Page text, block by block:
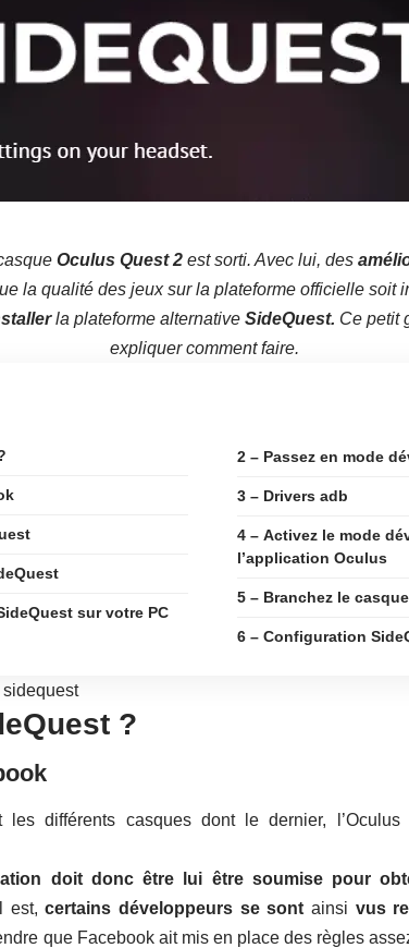
Oculus Quest 2est sorti. Avec lui, des
la qualité des jeux sur la plateforme officielle soit
la plateforme alternative SideQuest. Ce petit
expliquer comment faire.
sur votre PC
2 – Passez en mode
3 – Drivers adb
4 – Activez le mode
l’application Oculus
5 – Branchez le
6 – Configuration
?
les différents casques dont le dernier,
doit donc être lui être soumise pour
est,certains développeurs se sont ainsi vus
que Facebook ait mis en place des règles